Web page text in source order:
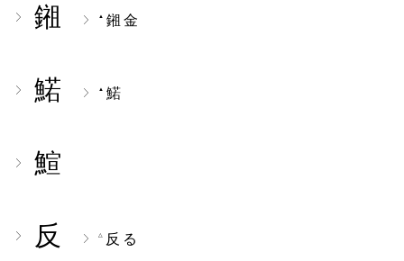
鎺 ▲ 鎺金
鰙 ▲ 鰙
鰚
反 △ 反る